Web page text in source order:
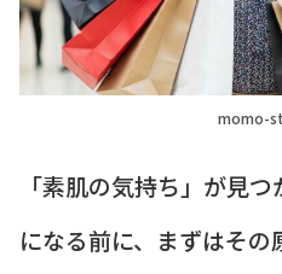
momo-
「素肌の気持ち」が見
になる前に、まずはそ